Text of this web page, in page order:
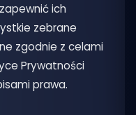
ich
zebrane
zgodnie z celami
Prywatności
prawa.